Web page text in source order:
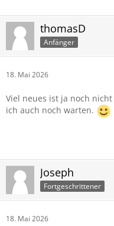
thomasD
Anfänger
18. Mai 2026
Viel neues ist ja noch
ich auch noch warten.
Joseph
Fortgeschrittener
18. Mai 2026